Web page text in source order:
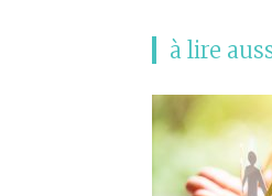
à lire